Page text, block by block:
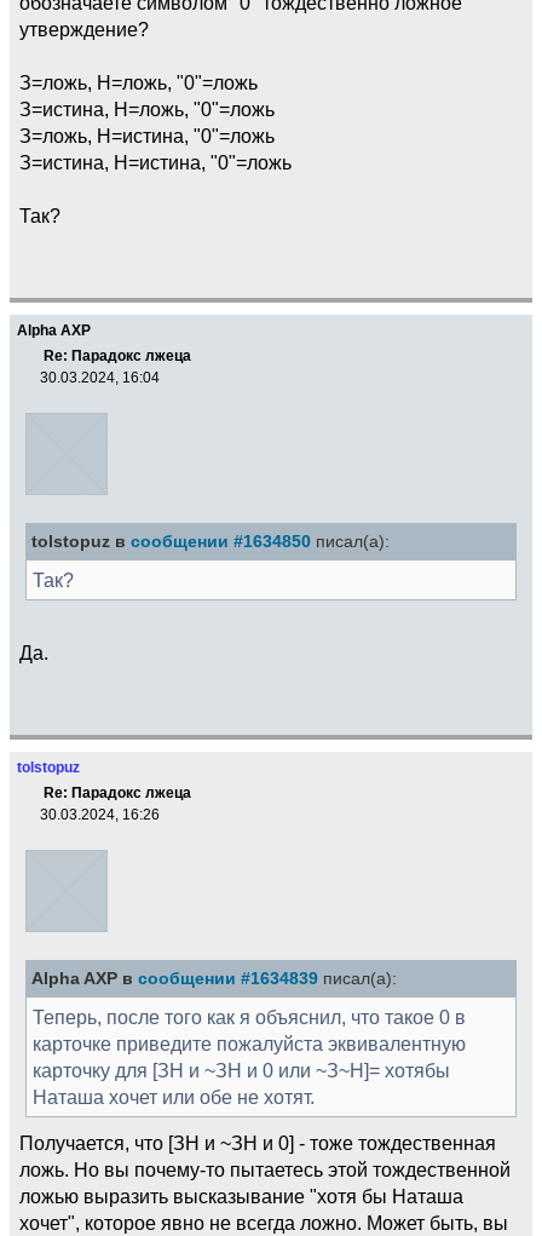
утверждение?
З=ложь, Н=ложь, "0"=ложь
З=истина, Н=ложь, "0"=ложь
З=ложь, Н=истина, "0"=ложь
З=истина, Н=истина, "0"=ложь
Так?
Alpha AXP
Re: Парадокс лжеца
30.03.2024, 16:04
tolstopuz в сообщении #1634850 писал(а):
Так?
Да.
tolstopuz
Re: Парадокс лжеца
30.03.2024, 16:26
Alpha AXP в сообщении #1634839 писал(а):
Теперь, после того как я объяснил, что такое 0 в
карточке приведите пожалуйста эквивалентную
карточку для [ЗН и ~ЗН и 0 или ~З~Н]= хотябы
Наташа хочет или обе не хотят.
Получается, что [ЗН и ~ЗН и 0] - тоже тождественная
ложь. Но вы почему-то пытаетесь этой тождественной
ложью выразить высказывание "хотя бы Наташа
хочет", которое явно не всегда ложно. Может быть, вы